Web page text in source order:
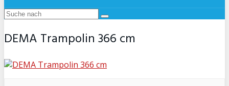
DEMA Trampolin 366 cm